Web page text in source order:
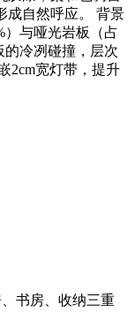
成自然呼应。 背景
）与哑光岩板（占
的冷冽碰撞，层次
2cm宽灯带，提升
书房、收纳三重